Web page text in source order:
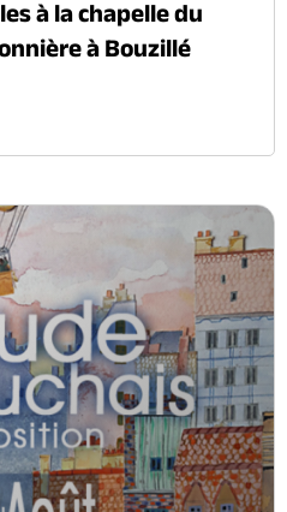
à la chapelle du
à Bouzillé